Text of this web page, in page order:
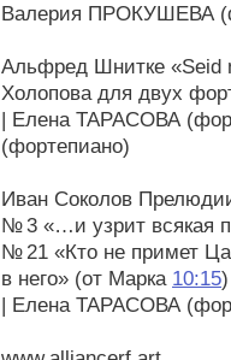
Валерия ПРОКУШЕВА
Альфред Шнитке «Seid
Холопова для двух
| Елена ТАРАСОВА
(фортепиано)
Иван Соколов
№ 3 «…и узрит всякая
№ 21 «Кто не примет
в него» (от Марка 10:15)
| Елена ТАРАСОВА